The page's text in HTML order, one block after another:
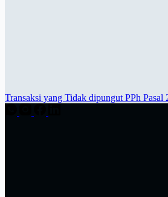
Transaksi yang Tidak dipungut PPh Pasal